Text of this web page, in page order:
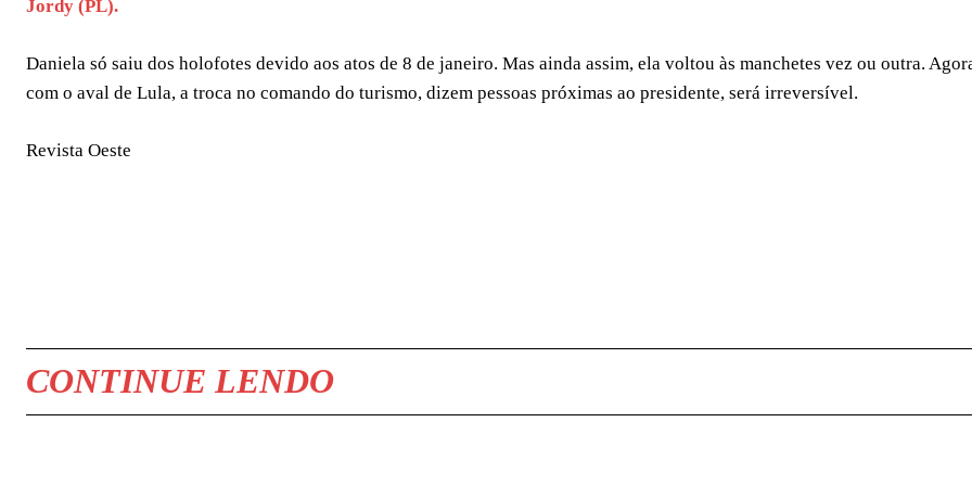
Jordy (PL).
Daniela só saiu dos holofotes devido aos atos de 8 de janeiro. Mas ainda assim, ela voltou às manchetes vez ou outra.
com o aval de Lula, a troca no comando do turismo, dizem pessoas próximas ao presidente, será irreversível.
Revista Oeste
CONTINUE LENDO